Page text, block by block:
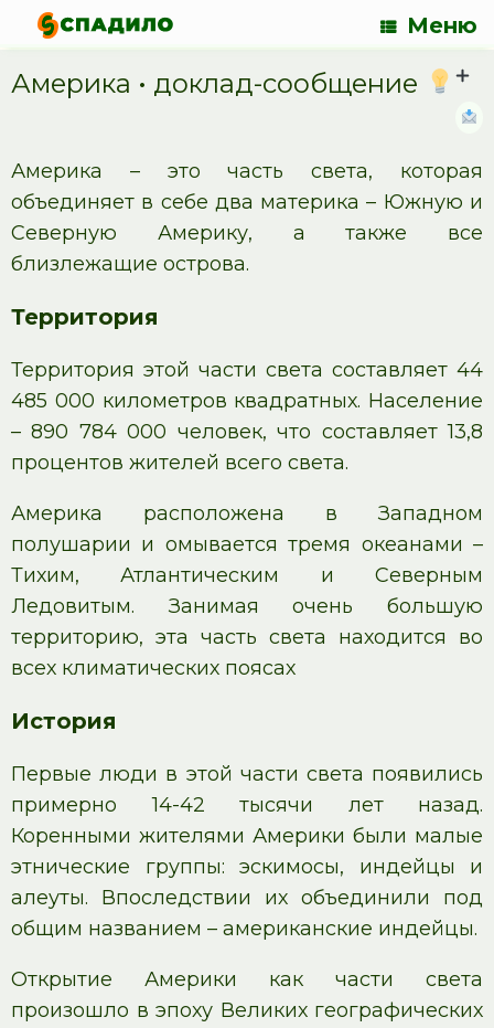
Меню
Америка • доклад-сообщение
Америка – это часть света, которая
объединяет в себе два материка – Южную и
Северную Америку, а также все
близлежащие острова.
Территория
Территория этой части света составляет 44
485 000 километров квадратных. Население
– 890 784 000 человек, что составляет 13,8
процентов жителей всего света.
Америка расположена в Западном
полушарии и омывается тремя океанами –
Тихим, Атлантическим и Северным
Ледовитым. Занимая очень большую
территорию, эта часть света находится во
всех климатических поясах
История
Первые люди в этой части света появились
примерно 14-42 тысячи лет назад.
Коренными жителями Америки были малые
этнические группы: эскимосы, индейцы и
алеуты. Впоследствии их объединили под
общим названием – американские индейцы.
Открытие Америки как части света
произошло в эпоху Великих географических